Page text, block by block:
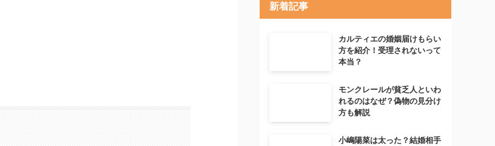
新着記事
カルティエの婚姻届けもらい
方を紹介！受理されないって
本当？
モンクレールが貧乏人といわ
れるのはなぜ？偽物の見分け
方も解説
小嶋陽菜は太った？結婚相手